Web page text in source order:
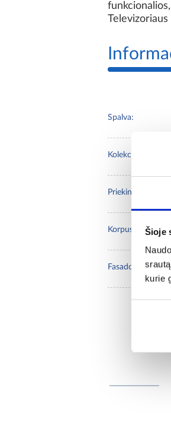
Šioje
kurie
Spalva:
Kolekcija:
Priekinių dalių
Korpuso spalva:
Fasado medžiaga: